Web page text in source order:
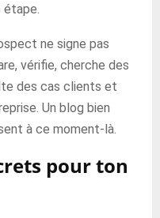
étape.
ne signe pas
vérifie, cherche des
des cas clients et
Un blog bien
à ce moment-là.
pour ton